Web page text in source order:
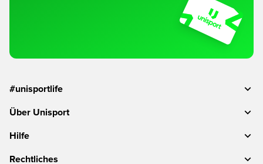
#unisportlife
Über Unisport
Hilfe
Rechtliches